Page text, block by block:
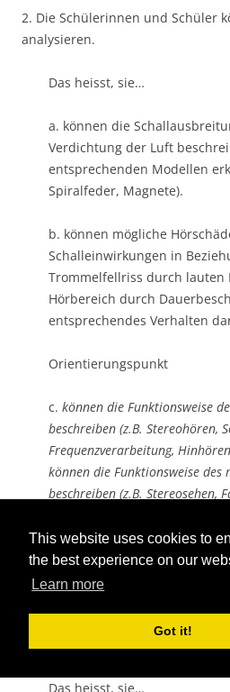
This website uses cookies to
the best experience on our
Learn more
Got it!
2. Die Schülerinnen und Schüler
analysieren.
Das heisst, sie…
a. können die
Verdichtung der Luft
entsprechenden Modellen
Spiralfeder, Magnete).
b. können mögliche
Schalleinwirkungen in
Trommelfellriss durch lauten
Hörbereich durch
entsprechendes Verhalten
Orientierungspunkt
c. können die Funktionsweise
beschreiben (z.B. Stereohören,
Frequenzverarbeitung,
können die Funktionsweise des
beschreiben (z.B. Stereosehen,
d. können Fehlsichtigkeiten
beschreiben (z.B. Kurz-,
3. Die Schülerinnen und Schüler
Phänomene untersuchen.
Das heisst, sie…